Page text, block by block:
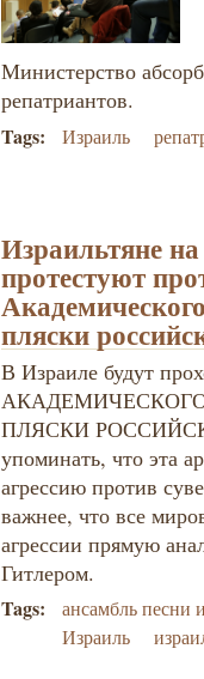
Министерство
репатриантов.
Tags: Израиль
Израильтяне
протестуют
пляски
В Израиле будут
ПЛЯСКИ
упоминать, что эта
агрессию против
важнее, что все
агрессии прямую
Гитлером.
Tags:
ансамбль песни
Израиль